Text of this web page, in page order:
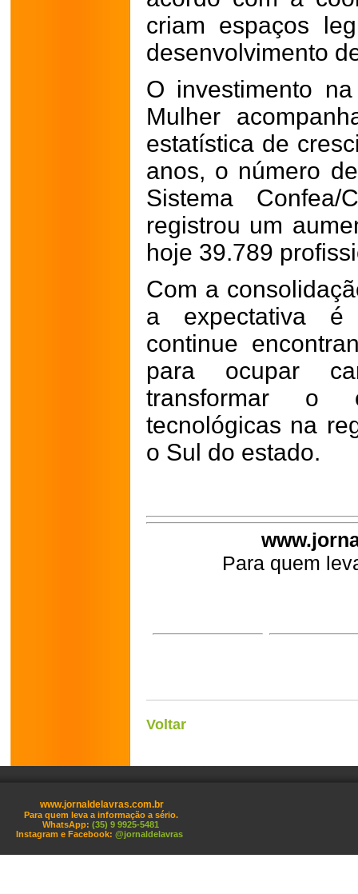
criam espaços
desenvolvimento
O investimento
Mulher
estatística de
anos, o número
Sistema
registrou um
hoje 39.789
Com a
a expectativa é
continue
para ocupar
transformar o
tecnológicas na
o Sul do estado.
Para quem
Voltar
www.jornaldelavras.com.br
Para quem leva a informação a sério.
WhatsApp: (35) 9 9925-5481
Instagram e Facebook: @jornaldelavras